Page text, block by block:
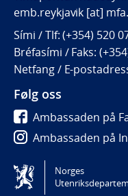
emb.reykjavik [at]
Sími / Tlf: (+354) 520
Bréfasími / Faks:
Netfang / E-
Følg oss
Ambassaden på
Ambassaden på
Ambassaden på
Norges